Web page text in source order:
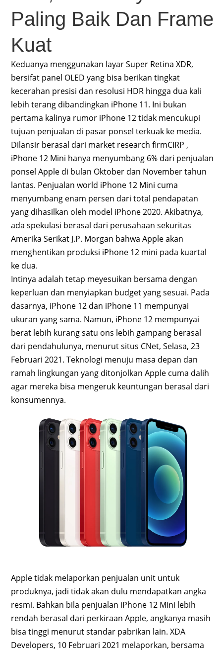
Paling Baik Dan Frame
Kuat
Keduanya menggunakan layar Super Retina XDR,
bersifat panel OLED yang bisa berikan tingkat
kecerahan presisi dan resolusi HDR hingga dua kali
lebih terang dibandingkan iPhone 11. Ini bukan
pertama kalinya rumor iPhone 12 tidak mencukupi
tujuan penjualan di pasar ponsel terkuak ke media.
Dilansir berasal dari market research firmCIRP ,
iPhone 12 Mini hanya menyumbang 6% dari penjualan
ponsel Apple di bulan Oktober dan November tahun
lantas. Penjualan world iPhone 12 Mini cuma
menyumbang enam persen dari total pendapatan
yang dihasilkan oleh model iPhone 2020. Akibatnya,
ada spekulasi berasal dari perusahaan sekuritas
Amerika Serikat J.P. Morgan bahwa Apple akan
menghentikan produksi iPhone 12 mini pada kuartal
ke dua.
Intinya adalah tetap meyesuikan bersama dengan
keperluan dan menyiapkan budget yang sesuai. Pada
dasarnya, iPhone 12 dan iPhone 11 mempunyai
ukuran yang sama. Namun, iPhone 12 mempunyai
berat lebih kurang satu ons lebih gampang berasal
dari pendahulunya, menurut situs CNet, Selasa, 23
Februari 2021. Teknologi menuju masa depan dan
ramah lingkungan yang ditonjolkan Apple cuma dalih
agar mereka bisa mengeruk keuntungan berasal dari
konsumennya.
Apple tidak melaporkan penjualan unit untuk
produknya, jadi tidak akan dulu mendapatkan angka
resmi. Bahkan bila penjualan iPhone 12 Mini lebih
rendah berasal dari perkiraan Apple, angkanya masih
bisa tinggi menurut standar pabrikan lain. XDA
Developers, 10 Februari 2021 melaporkan, bersama